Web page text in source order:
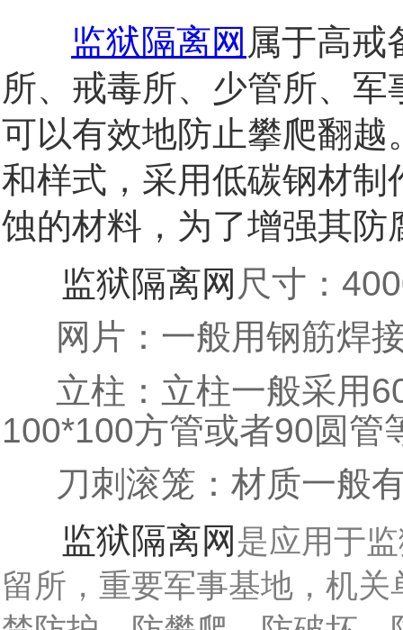
监狱隔离网 属于高戒
所、戒毒所、少管所、
可以有效地防止攀爬翻
和样式，采用低碳钢材
蚀的材料，为了增强其
监狱隔离网 尺寸：
网片：一般用钢筋焊
立柱：立柱一般采用
100*100方管或者90 圆管
刀刺滚笼：材质一般
监狱隔离网 是应用于
留所，重要军事基地，机